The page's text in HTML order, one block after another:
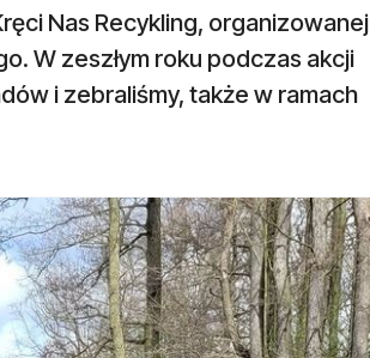
Nas Recykling, organizowanej
W zeszłym roku podczas akcji
i zebraliśmy, także w ramach